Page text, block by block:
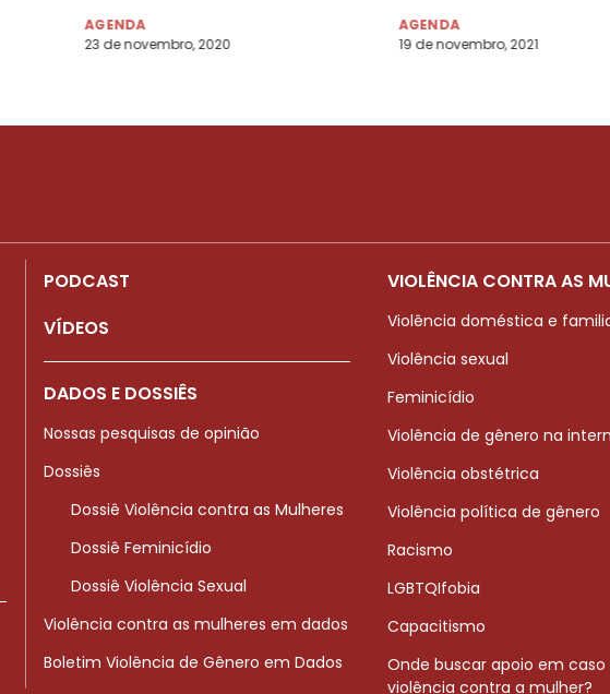
AGENDA
23 de novembro, 2020
AGENDA
19 de novembro, 2021
PODCAST
VÍDEOS
DADOS E DOSSIÊS
Nossas pesquisas de opinião
Dossiês
Dossiê Violência contra as Mulheres
Dossiê Feminicídio
Dossiê Violência Sexual
Violência contra as mulheres em dados
Boletim Violência de Gênero em Dados
VIOLÊNCIA CONTRA AS
Violência doméstica e
Violência sexual
Feminicídio
Violência de gênero na
Violência obstétrica
Violência política de gênero
Racismo
LGBTQIfobia
Capacitismo
Onde buscar apoio em caso
violência contra a mulher?